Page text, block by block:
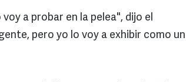
a probar en la pelea", dijo el
pero yo lo voy a exhibir como un